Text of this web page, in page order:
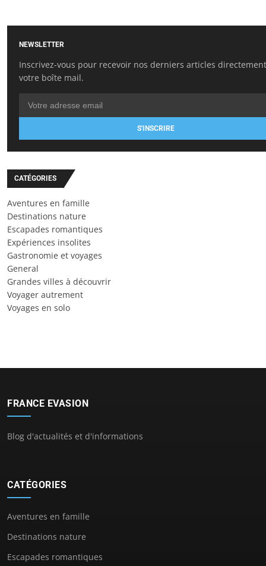
NEWSLETTER
Inscrivez-vous pour recevoir nos derniers articles
votre boîte mail.
S'INSCRIRE
CATÉGORIES
Aventures en famille
Destinations nature
Escapades romantiques
Expériences insolites
Gastronomie et voyages
General
Grandes villes à découvrir
Voyager autrement
Voyages en solo
FRANCE EVASION
Blog d'actualités et d'informations
CATÉGORIES
Aventures en famille
Destinations nature
Escapades romantiques